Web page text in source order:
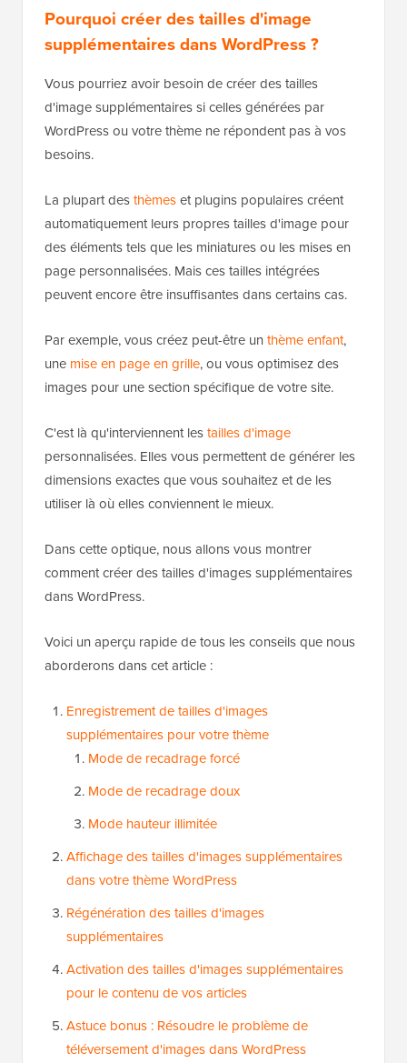
Pourquoi créer des tailles d'image
supplémentaires dans WordPress ?
Vous pourriez avoir besoin de créer des tailles
d'image supplémentaires si celles générées par
WordPress ou votre thème ne répondent pas à vos
besoins.
La plupart desthèmeset plugins populaires créent
automatiquement leurs propres tailles d'image pour
des éléments tels que les miniatures ou les mises en
page personnalisées. Mais ces tailles intégrées
peuvent encore être insuffisantes dans certains cas.
Par exemple, vous créez peut-être un thème enfant,
une mise en page en grille, ou vous optimisez des
images pour une section spécifique de votre site.
C'est là qu'interviennent lestailles d'image
personnalisées. Elles vous permettent de générer les
dimensions exactes que vous souhaitez et de les
utiliser là où elles conviennent le mieux.
Dans cette optique, nous allons vous montrer
comment créer des tailles d'images supplémentaires
dans WordPress.
Voici un aperçu rapide de tous les conseils que nous
aborderons dans cet article :
Enregistrement de tailles d'images
supplémentaires pour votre thème
Mode de recadrage forcé
Mode de recadrage doux
Mode hauteur illimitée
Affichage des tailles d'images supplémentaires
dans votre thème WordPress
Régénération des tailles d'images
supplémentaires
Activation des tailles d'images supplémentaires
pour le contenu de vos articles
Astuce bonus : Résoudre le problème de
téléversement d'images dans WordPress